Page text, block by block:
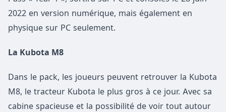
2022 en version numérique, mais également en
physique sur PC seulement.
La Kubota M8
Dans le pack, les joueurs peuvent retrouver la Kubota
M8, le tracteur Kubota le plus gros à ce jour. Avec sa
cabine spacieuse et la possibilité de voir tout autour